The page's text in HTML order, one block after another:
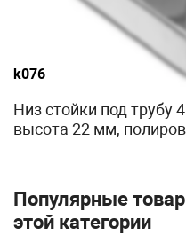
k076
Низ стойки под трубу
высота 22 мм,
Популярные
этой категории